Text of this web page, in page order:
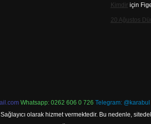
Kimdiriçin
20 Ağustos
Whatsapp: 0262 606 0 726 Telegram: @karabul
olarak hizmet vermektedir. Bu nedenle,